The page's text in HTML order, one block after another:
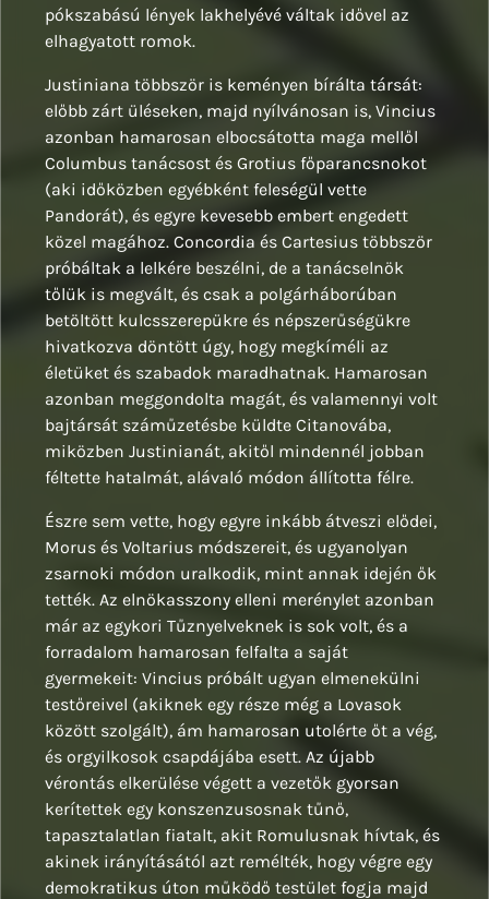
pókszabású lények lakhelyévé váltak idővel az
elhagyatott romok.
Justiniana többször is keményen bírálta társát:
előbb zárt üléseken, majd nyílvánosan is, Vincius
azonban hamarosan elbocsátotta maga mellől
Columbus tanácsost és Grotius főparancsnokot
(aki időközben egyébként feleségül vette
Pandorát), és egyre kevesebb embert engedett
közel magához. Concordia és Cartesius többször
próbáltak a lelkére beszélni, de a tanácselnök
tőlük is megvált, és csak a polgárháborúban
betöltött kulcsszerepükre és népszerűségükre
hivatkozva döntött úgy, hogy megkíméli az
életüket és szabadok maradhatnak. Hamarosan
azonban meggondolta magát, és valamennyi volt
bajtársát száműzetésbe küldte Citanovába,
miközben Justinianát, akitől mindennél jobban
féltette hatalmát, alávaló módon állította félre.
Észre sem vette, hogy egyre inkább átveszi elődei,
Morus és Voltarius módszereit, és ugyanolyan
zsarnoki módon uralkodik, mint annak idején ők
tették. Az elnökasszony elleni merénylet azonban
már az egykori Tűznyelveknek is sok volt, és a
forradalom hamarosan felfalta a saját
gyermekeit: Vincius próbált ugyan elmenekülni
testőreivel (akiknek egy része még a Lovasok
között szolgált), ám hamarosan utolérte őt a vég,
és orgyilkosok csapdájába esett. Az újabb
vérontás elkerülése végett a vezetők gyorsan
kerítettek egy konszenzusosnak tűnő,
tapasztalatlan fiatalt, akit Romulusnak hívtak, és
akinek irányításától azt remélték, hogy végre egy
demokratikus úton működő testület fogja majd